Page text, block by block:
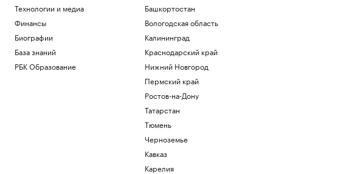
Технологии и медиа
Финансы
Биографии
База знаний
РБК Образование
Башкортостан
Вологодская область
Калининград
Краснодарский край
Нижний Новгород
Пермский край
Ростов-на-Дону
Татарстан
Тюмень
Черноземье
Кавказ
Карелия